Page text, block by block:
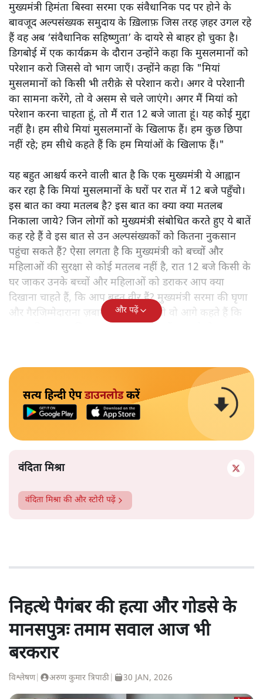
मुख्यमंत्री हिमंता बिस्वा सरमा एक संवैधानिक पद पर होने के
बावजूद अल्पसंख्यक समुदाय के ख़िलाफ़ जिस तरह ज़हर उगल रहे
हैं वह अब ‘संवैधानिक सहिष्णुता’ के दायरे से बाहर हो चुका है।
डिगबोई में एक कार्यक्रम के दौरान उन्होंने कहा कि मुसलमानों को
परेशान करो जिससे वो भाग जाएँ। उन्होंने कहा कि "मियां
मुसलमानों को किसी भी तरीक़े से परेशान करो। अगर वे परेशानी
का सामना करेंगे, तो वे असम से चले जाएंगे। अगर मैं मियां को
परेशान करना चाहता हूं, तो मैं रात 12 बजे जाता हूं। यह कोई मुद्दा
नहीं है। हम सीधे मियां मुसलमानों के खिलाफ हैं। हम कुछ छिपा
नहीं रहे; हम सीधे कहते हैं कि हम मियांओं के खिलाफ हैं।"
यह बहुत आश्चर्य करने वाली बात है कि एक मुख्यमंत्री ये आह्वान
कर रहा है कि मियांं मुसलमानों के घरों पर रात में 12 बजे पहुँचो।
इस बात का क्या मतलब है? इस बात का क्या क्या मतलब
निकाला जाये? जिन लोगों को मुख्यमंत्री संबोधित करते हुए ये बातें
कह रहे हैं वे इस बात से उन अल्पसंख्यकों को कितना नुकसान
पहुंचा सकते हैं? ऐसा लगता है कि मुख्यमंत्री को बच्चों और
महिलाओं की सुरक्षा से कोई मतलब नहीं है, रात 12 बजे किसी के
घर जाकर उनके बच्चों और महिलाओं को डराकर आप क्या
दिखाना चाहते हैं, कि आप बहुत वीर हैं? मुख्यमंत्री सरमा की घृणा
और गैरजिम्मेदाराना ज़बान यहीं नहीं रुकती वो आगे कहते हैं कि
और पढ़ें
सत्य हिन्दी ऐपडाउनलोडकरें
वंदिता मिश्रा
वंदिता मिश्रा की और स्टोरी पढ़ें
निहत्थे पैगंबर की हत्या और गोडसे के
मानसपुत्रः तमाम सवाल आज भी
बरकरार
विश्लेषण| अरुण कुमार त्रिपाठी 30 JAN, 2026